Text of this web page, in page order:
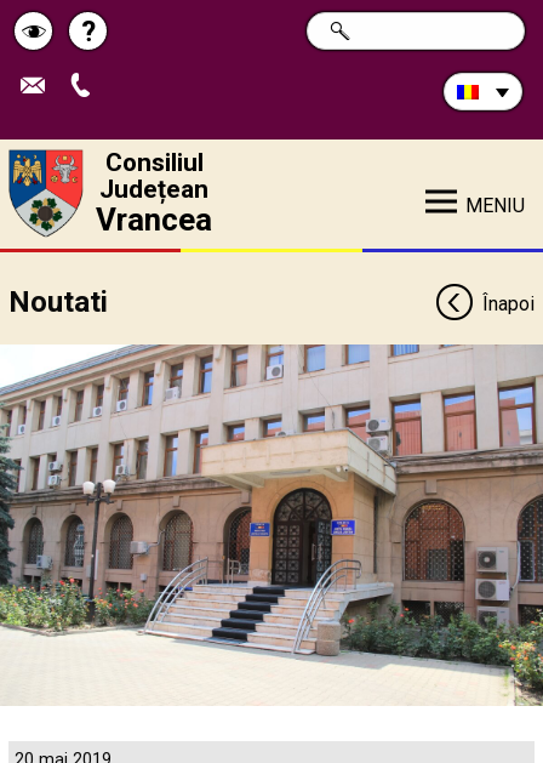
Schimbă
contrastul
Pagina
de
?
Caută
în
CAUTĂ
Consiliul
Județean
Vrancea MENIU
Noutati Înapoi